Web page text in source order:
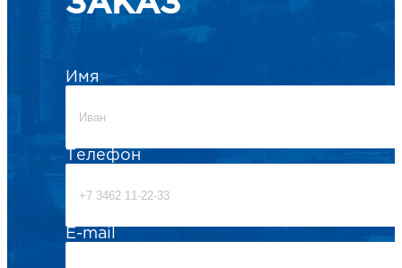
Имя
Телефон
E-mail